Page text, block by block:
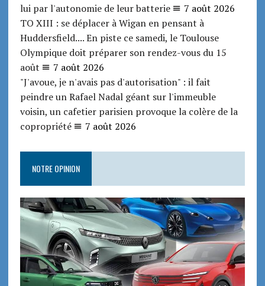
lui par l'autonomie de leur batterie
7 août 2026
TO XIII : se déplacer à Wigan en pensant à
Huddersfield.... En piste ce samedi, le Toulouse
Olympique doit préparer son rendez-vous du 15
août
7 août 2026
"J'avoue, je n'avais pas d'autorisation" : il fait
peindre un Rafael Nadal géant sur l'immeuble
voisin, un cafetier parisien provoque la colère de la
copropriété
7 août 2026
NOTRE OPINION